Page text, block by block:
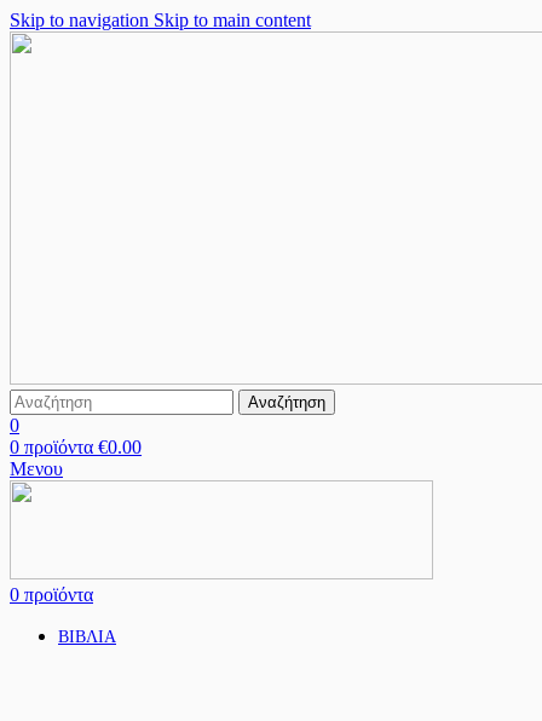
Skip to navigation Skip to main content
Αναζήτηση
0
0 προϊόντα €0.00
Μενου
0 προϊόντα
ΒΙΒΛΙΑ